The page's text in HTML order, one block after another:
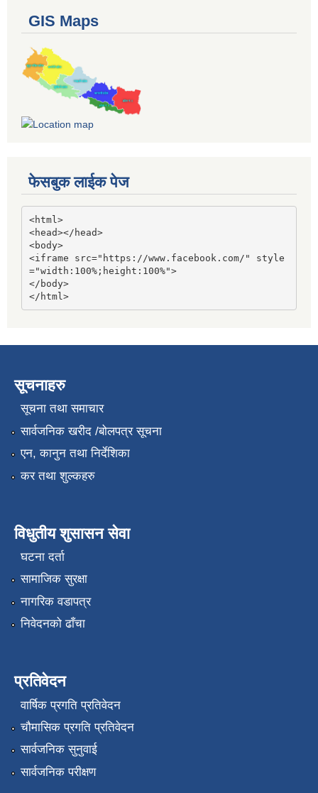
GIS Maps
फेसबुक लाईक पेज
<html>
<head></head>
<body>
<iframe src="https://www.facebook.com/" style
="width:100%;height:100%">
</body>
</html>
सूचनाहरु
सूचना तथा समाचार
सार्वजनिक खरीद /बोलपत्र सूचना
एन, कानुन तथा निर्देशिका
कर तथा शुल्कहरु
विधुतीय शुसासन सेवा
घटना दर्ता
सामाजिक सुरक्षा
नागरिक वडापत्र
निवेदनको ढाँचा
प्रतिवेदन
वार्षिक प्रगति प्रतिवेदन
चौमासिक प्रगति प्रतिवेदन
सार्वजनिक सुनुवाई
सार्वजनिक परीक्षण